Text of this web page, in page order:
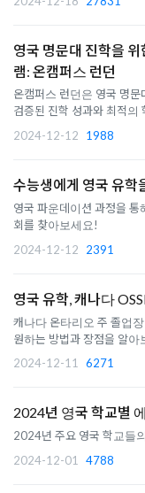
영국 명문대 진학을
램: 온캠퍼스 런던
온캠퍼스 런던은 영국 명문
검증된 진학 성과와 최적의
다.
2024-12-12 1988
수능생에게 영국 유학
영국 파운데이션 과정을 통
회를 찾아보세요!
2024-12-12
2391
영국 유학, 캐나다
캐나다 온타리오 주 졸업
원하는 방법과 장점을 알아
2024-12-11 6271
2024년 영국 학교별
2024년 주요 영국 학교들
2024-12-01
4788